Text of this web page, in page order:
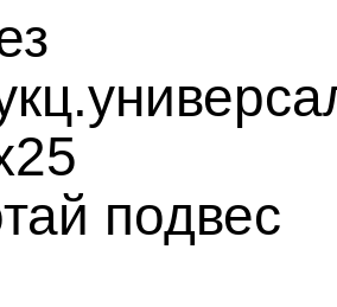
подвес